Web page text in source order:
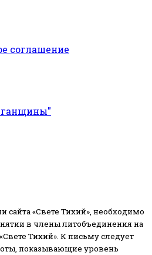
соглашение
«Свете Тихий», необходимо
в члены литобъединения на
Тихий». К письму следует
показывающие уровень